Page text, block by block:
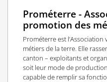
Prométerre -
promotion des
Prométerre est
métiers de la terre. Elle
canton – exploitants et
soit leur mode de
capable de remplir sa